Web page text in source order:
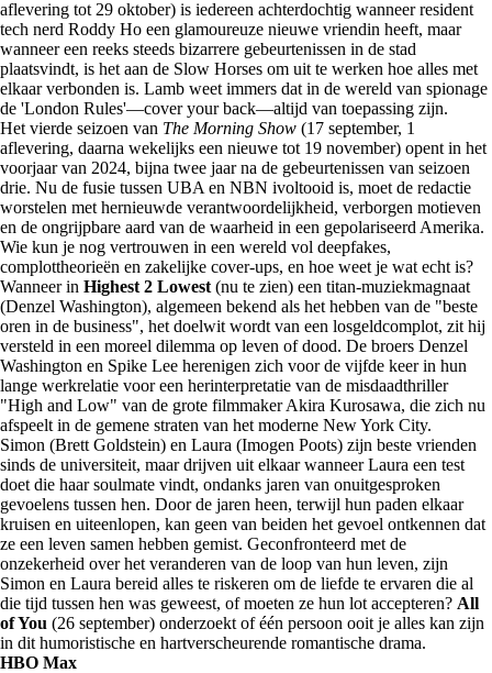
aflevering tot 29 oktober) is iedereen achterdochtig wanneer resident
tech nerd Roddy Ho een glamoureuze nieuwe vriendin heeft, maar
wanneer een reeks steeds bizarrere gebeurtenissen in de stad
plaatsvindt, is het aan de Slow Horses om uit te werken hoe alles met
elkaar verbonden is. Lamb weet immers dat in de wereld van spionage
de 'London Rules'—cover your back—altijd van toepassing zijn.
Het vierde seizoen van The Morning Show (17 september, 1
aflevering, daarna wekelijks een nieuwe tot 19 november) opent in het
voorjaar van 2024, bijna twee jaar na de gebeurtenissen van seizoen
drie. Nu de fusie tussen UBA en NBN ivoltooid is, moet de redactie
worstelen met hernieuwde verantwoordelijkheid, verborgen motieven
en de ongrijpbare aard van de waarheid in een gepolariseerd Amerika.
Wie kun je nog vertrouwen in een wereld vol deepfakes,
complottheorieën en zakelijke cover-ups, en hoe weet je wat echt is?
Wanneer in Highest 2 Lowest (nu te zien) een titan-muziekmagnaat
(Denzel Washington), algemeen bekend als het hebben van de "beste
oren in de business", het doelwit wordt van een losgeldcomplot, zit hij
versteld in een moreel dilemma op leven of dood. De broers Denzel
Washington en Spike Lee herenigen zich voor de vijfde keer in hun
lange werkrelatie voor een herinterpretatie van de misdaadthriller
"High and Low" van de grote filmmaker Akira Kurosawa, die zich nu
afspeelt in de gemene straten van het moderne New York City.
Simon (Brett Goldstein) en Laura (Imogen Poots) zijn beste vrienden
sinds de universiteit, maar drijven uit elkaar wanneer Laura een test
doet die haar soulmate vindt, ondanks jaren van onuitgesproken
gevoelens tussen hen. Door de jaren heen, terwijl hun paden elkaar
kruisen en uiteenlopen, kan geen van beiden het gevoel ontkennen dat
ze een leven samen hebben gemist. Geconfronteerd met de
onzekerheid over het veranderen van de loop van hun leven, zijn
Simon en Laura bereid alles te riskeren om de liefde te ervaren die al
die tijd tussen hen was geweest, of moeten ze hun lot accepteren? All
of You (26 september) onderzoekt of één persoon ooit je alles kan zijn
in dit humoristische en hartverscheurende romantische drama.
HBO Max